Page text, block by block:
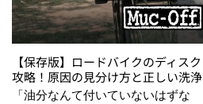
【保存版】ロードバイクのディス
攻略！原因の見分け方と正しい洗
「油分なんて付いていないはずな